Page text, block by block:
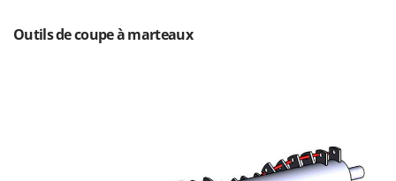
Postes à souder
Gipeco
Outils de coupe à marteaux